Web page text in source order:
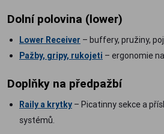
Dolní polovina (lower)
Lower Receiver – buffery, pružiny,
Pažby, gripy, rukojeti – ergonomie
Doplňky na předpažbí
Raily a krytky – Picatinny sekce a
systémů.